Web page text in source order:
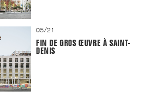
05/21
FIN DE GROS ŒUVRE À SAINT-
DENIS